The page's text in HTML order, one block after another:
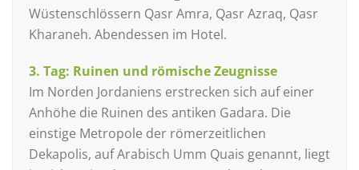
Wüstenschlössern Qasr Amra, Qasr Azraq, Qasr
Kharaneh. Abendessen im Hotel.
3. Tag: Ruinen und römische Zeugnisse
Im Norden Jordaniens erstrecken sich auf einer
Anhöhe die Ruinen des antiken Gadara. Die
einstige Metropole der römerzeitlichen
Dekapolis, auf Arabisch Umm Quais genannt, liegt